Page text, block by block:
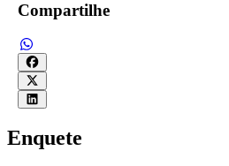
Compartilhe
Enquete